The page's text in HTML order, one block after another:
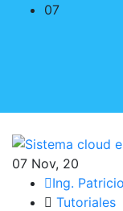
07
07 Nov, 20
Ing.
Tutoriales